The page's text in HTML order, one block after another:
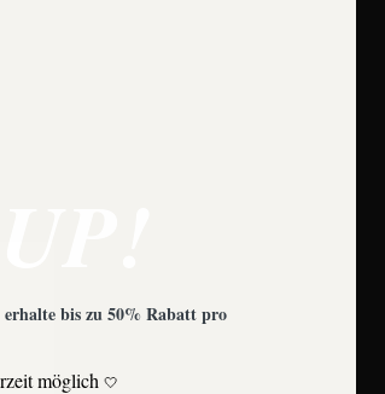
bis zu 50% Rabatt pro
möglich 🤍